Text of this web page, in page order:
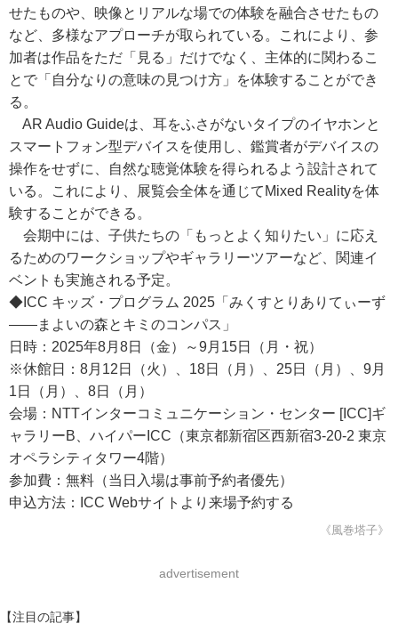
せたものや、映像とリアルな場での体験を融合させたもの
など、多様なアプローチが取られている。これにより、参
加者は作品をただ「見る」だけでなく、主体的に関わるこ
とで「自分なりの意味の見つけ方」を体験することができ
る。
AR Audio Guideは、耳をふさがないタイプのイヤホンと
スマートフォン型デバイスを使用し、鑑賞者がデバイスの
操作をせずに、自然な聴覚体験を得られるよう設計されて
いる。これにより、展覧会全体を通じてMixed Realityを体
験することができる。
会期中には、子供たちの「もっとよく知りたい」に応え
るためのワークショップやギャラリーツアーなど、関連イ
ベントも実施される予定。
◆ICC キッズ・プログラム 2025「みくすとりありてぃーず
――まよいの森とキミのコンパス」
日時：2025年8月8日（金）～9月15日（月・祝）
※休館日：8月12日（火）、18日（月）、25日（月）、9月
1日（月）、8日（月）
会場：NTTインターコミュニケーション・センター [ICC]ギ
ャラリーB、ハイパーICC（東京都新宿区西新宿3-20-2 東京
オペラシティタワー4階）
参加費：無料（当日入場は事前予約者優先）
申込方法：ICC Webサイトより来場予約する
《風巻塔子》
advertisement
【注目の記事】